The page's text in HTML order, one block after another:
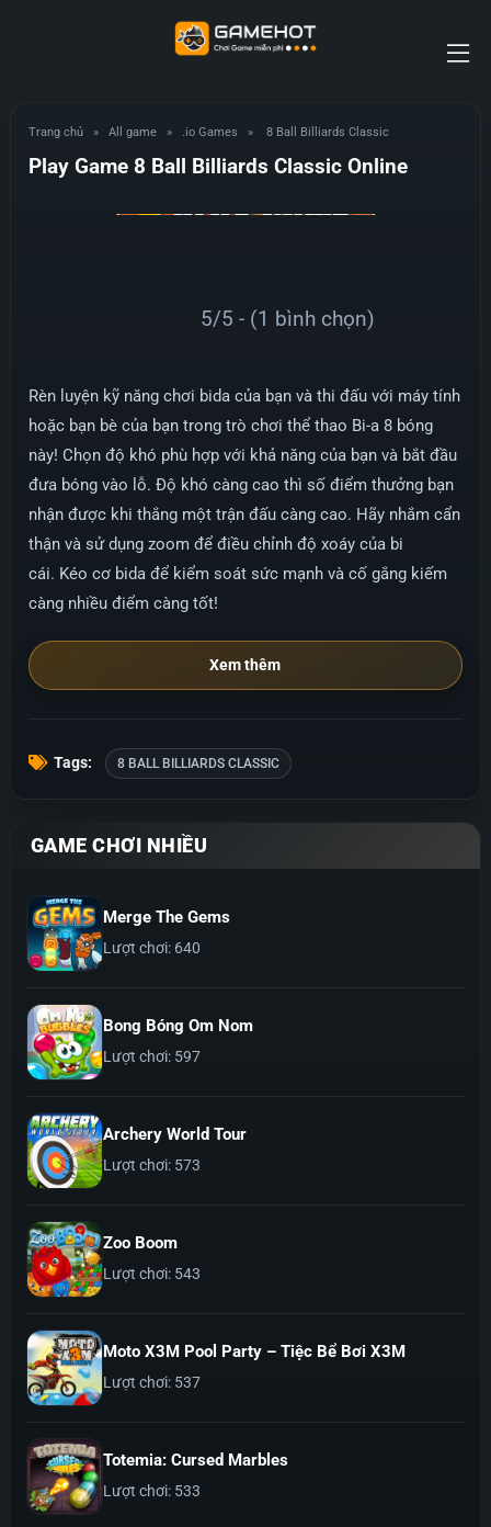
Trang chủ » All game » .io Games » 8 Ball Billiards Classic
Play Game 8 Ball Billiards Classic Online
5/5 - (1 bình chọn)
Rèn luyện kỹ năng chơi bida của bạn và thi đấu với máy tính
hoặc bạn bè của bạn trong trò chơi thể thao Bi-a 8 bóng
này! Chọn độ khó phù hợp với khả năng của bạn và bắt đầu
đưa bóng vào lỗ. Độ khó càng cao thì số điểm thưởng bạn
nhận được khi thắng một trận đấu càng cao. Hãy nhắm cẩn
thận và sử dụng zoom để điều chỉnh độ xoáy của bi
cái. Kéo cơ bida để kiểm soát sức mạnh và cố gắng kiếm
càng nhiều điểm càng tốt!
Xem thêm
Tags: 8 BALL BILLIARDS CLASSIC
GAME CHƠI NHIỀU
Merge The Gems
Lượt chơi: 640
Bong Bóng Om Nom
Lượt chơi: 597
Archery World Tour
Lượt chơi: 573
Zoo Boom
Lượt chơi: 543
Moto X3M Pool Party – Tiệc Bể Bơi X3M
Lượt chơi: 537
Totemia: Cursed Marbles
Lượt chơi: 533